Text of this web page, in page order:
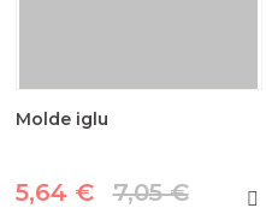
Molde iglu
5,64 € 7,05 €